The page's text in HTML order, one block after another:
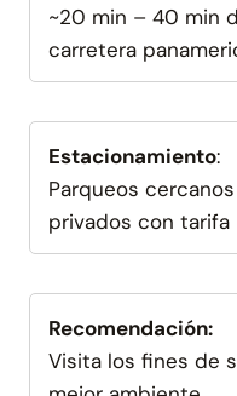
~20 min – 40 min
carretera
Estacionamiento:
Parqueos
privados con tarifa
Recomendación:
Visita los fines de